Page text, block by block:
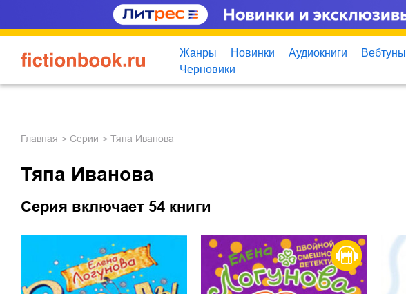
Жанры Новинки Аудиокниги Вебтуны
Черновики
Главная Серии Тяпа Иванова
Тяпа Иванова
Серия включает 54 книги